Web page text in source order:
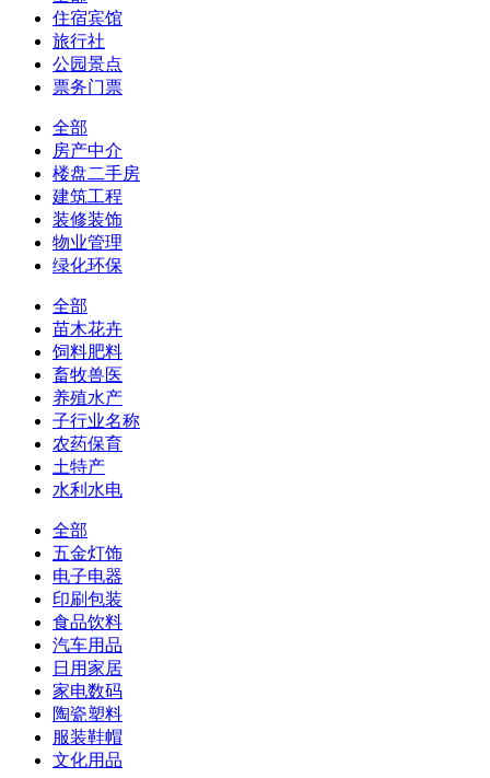
住宿宾馆
旅行社
公园景点
票务门票
全部
房产中介
楼盘二手房
建筑工程
装修装饰
物业管理
绿化环保
全部
苗木花卉
饲料肥料
畜牧兽医
养殖水产
子行业名称
农药保育
土特产
水利水电
全部
五金灯饰
电子电器
印刷包装
食品饮料
汽车用品
日用家居
家电数码
陶瓷塑料
服装鞋帽
文化用品